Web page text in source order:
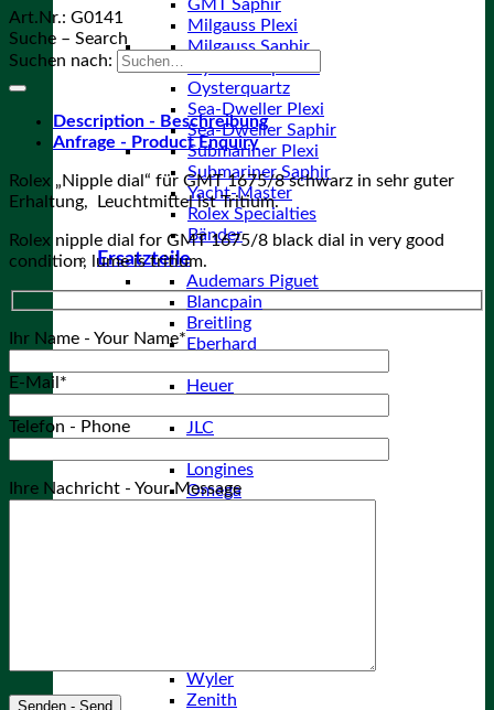
GMT Saphir
Milgauss Plexi
Milgauss Saphir
Oysterquartz
Sea-Dweller Plexi
Sea-Dweller Saphir
Submariner Plexi
Submariner Saphir
Yacht-Master
Rolex Specialties
Bänder
Ersatzteile
Audemars Piguet
Blancpain
Breitling
Eberhard
Heuer
JLC
Longines
Omega
Wyler
Zenith
Art.Nr.: G0141
Suche – Search
Suchen nach:
Description - Beschreibung
Anfrage - Product Enquiry
Rolex „Nipple dial“ für GMT 1675/8 schwarz in sehr guter
Erhaltung, Leuchtmittel ist Tritium.
Rolex nipple dial for GMT 1675/8 black dial in very good
condition, lume is tritium.
Ihr Name - Your Name*
E-Mail*
Telefon - Phone
Ihre Nachricht - Your Message